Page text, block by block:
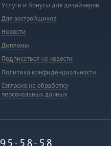
58-58
Услуги и бонусы для дизайнеров
Для застройщиков
Новости
Дипломы
Подписаться на новости
Политика конфиденциальности
Согласие на обработку
персональных данных